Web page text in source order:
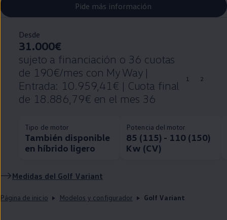
Pide más información
Desde
31.000€
sujeto a financiación o 36 cuotas
de 190€/mes con My Way |
Entrada: 10.959,41€ | Cuota final
de 18.886,79€ en el mes 36
1 2
Tipo de motor
También disponible
en híbrido ligero
Potencia del motor
85 (115) - 110 (150)
Kw (CV)
Medidas del Golf Variant
Página de inicio Modelos y configurador Golf Variant